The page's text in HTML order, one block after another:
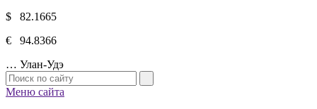
$ 82.1665
€ 94.8366
… Улан-Удэ
Меню сайта